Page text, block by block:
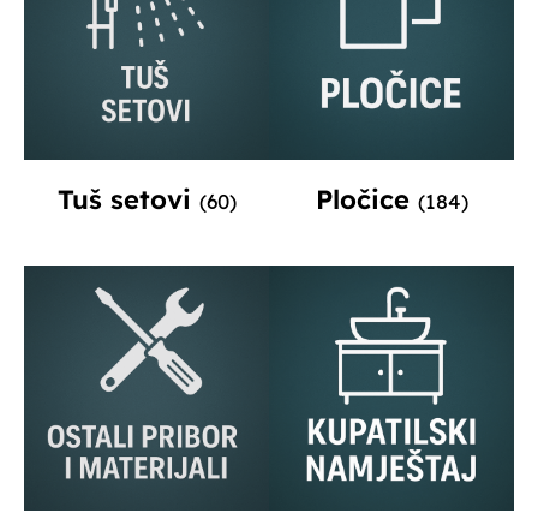
Tuš setovi (60) Pločice (184)